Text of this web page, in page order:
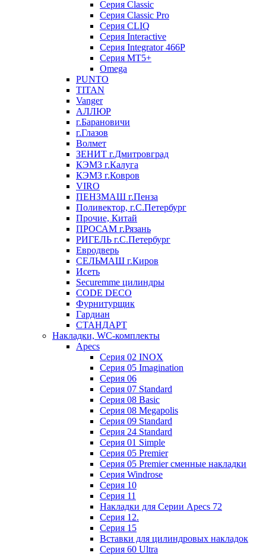
Серия Classic
Серия Classic Pro
Серия CLIQ
Серия Interactive
Серия Integrator 466P
Серия MT5+
Omega
PUNTO
TITAN
Vanger
АЛЛЮР
г.Барановичи
г.Глазов
Волмет
ЗЕНИТ г.Дмитровград
КЭМЗ г.Калуга
КЭМЗ г.Ковров
VIRO
ПЕНЗМАШ г.Пенза
Поливектор, г.С.Петербург
Прочие, Китай
ПРОСАМ г.Рязань
РИГЕЛЬ г.С.Петербург
Евродверь
СЕЛЬМАШ г.Киров
Исеть
Securemme цилиндры
CODE DECO
Фурнитурщик
Гардиан
СТАНДАРТ
Накладки, WC-комплекты
Apecs
Cерия 02 INOX
Cерия 05 Imagination
Cерия 06
Cерия 07 Standard
Cерия 08 Basic
Cерия 08 Megapolis
Cерия 09 Standard
Cерия 24 Standard
Серия 01 Simple
Серия 05 Premier
Серия 05 Premier сменные накладки
Cерия Windrose
Серия 10
Серия 11
Накладки для Серии Apecs 72
Серия 12.
Серия 15
Вставки для цилиндровых накладок
Серия 60 Ultra